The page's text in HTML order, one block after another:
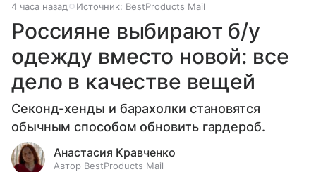
4 часа назад Источник: BestProducts Mail
Россияне выбирают б/у
одежду вместо новой: все
дело в качестве вещей
Секонд-хенды и барахолки становятся
обычным способом обновить гардероб.
Анастасия Кравченко
Автор BestProducts Mail